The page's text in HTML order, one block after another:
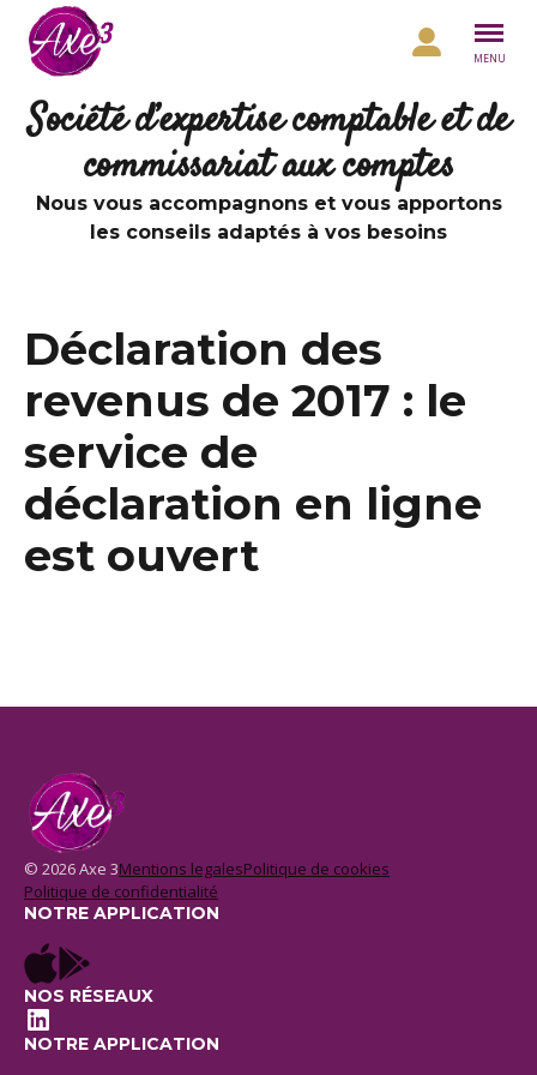
Aller au contenu
MENU
Société d’expertise comptable et de
commissariat aux comptes
Nous vous accompagnons et vous apportons
les conseils adaptés à vos besoins
Déclaration des
revenus de 2017 : le
service de
déclaration en ligne
est ouvert
© 2026 Axe 3Mentions legalesPolitique de cookies
Politique de confidentialité
NOTRE APPLICATION
NOS RÉSEAUX
LinkedIn
NOTRE APPLICATION